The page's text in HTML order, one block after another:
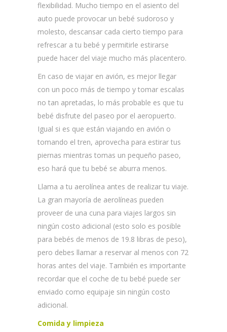
flexibilidad. Mucho tiempo en el asiento del
auto puede provocar un bebé sudoroso y
molesto, descansar cada cierto tiempo para
refrescar a tu bebé y permitirle estirarse
puede hacer del viaje mucho más placentero.
En caso de viajar en avión, es mejor llegar
con un poco más de tiempo y tomar escalas
no tan apretadas, lo más probable es que tu
bebé disfrute del paseo por el aeropuerto.
Igual si es que están viajando en avión o
tomando el tren, aprovecha para estirar tus
piernas mientras tomas un pequeño paseo,
eso hará que tu bebé se aburra menos.
Llama a tu aerolínea antes de realizar tu viaje.
La gran mayoría de aerolíneas pueden
proveer de una cuna para viajes largos sin
ningún costo adicional (esto solo es posible
para bebés de menos de 19.8 libras de peso),
pero debes llamar a reservar al menos con 72
horas antes del viaje. También es importante
recordar que el coche de tu bebé puede ser
enviado como equipaje sin ningún costo
adicional.
Comida y limpieza